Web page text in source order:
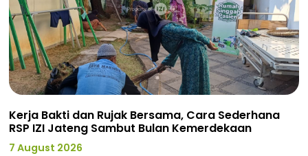
Kerja Bakti dan Rujak Bersama, Cara Sederhana
RSP IZI Jateng Sambut Bulan Kemerdekaan
7 August 2026